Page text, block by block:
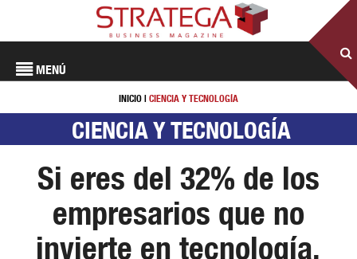
MENÚ
INICIO | CIENCIA Y TECNOLOGÍA
CIENCIA Y TECNOLOGÍA
Si eres del 32% de los
empresarios que no
invierte en tecnología,